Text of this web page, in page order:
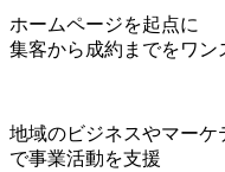
ホームページを起点に
集客から成約までをワン
地域のビジネスやマーケ
で事業活動を支援